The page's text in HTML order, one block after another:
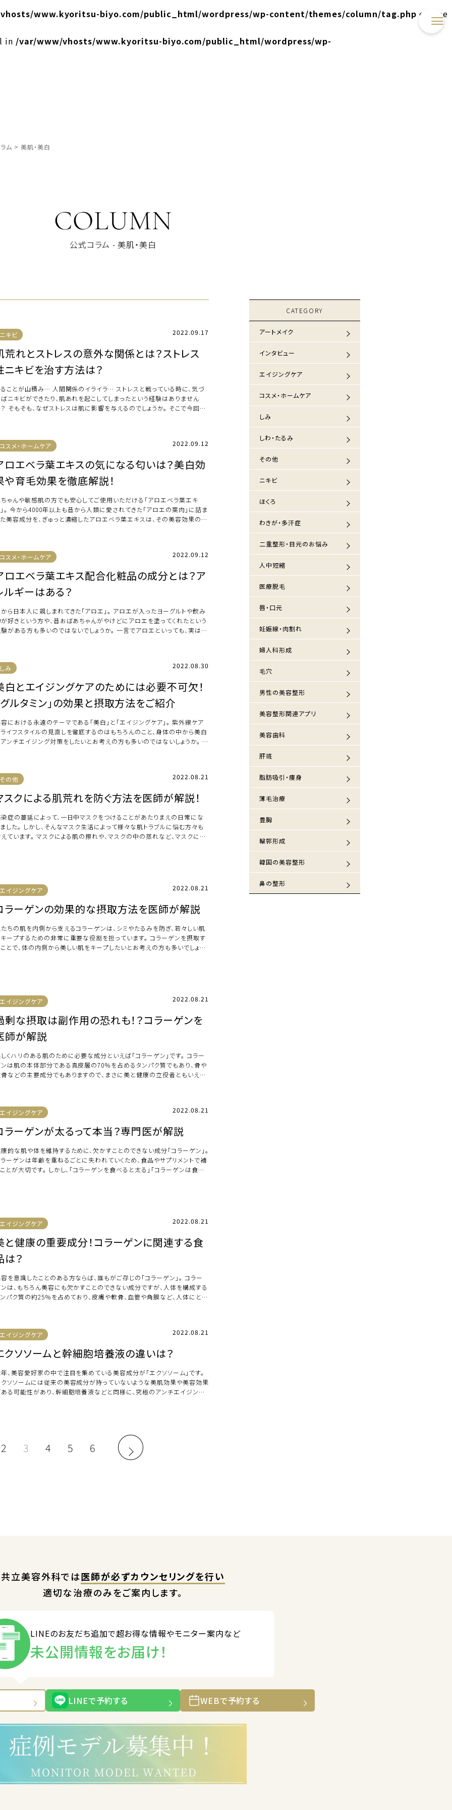
www.kyoritsu-biyo.com/public_html/wordpress/wp-content/themes/column/tag.php on line
in /var/www/vhosts/www.kyoritsu-biyo.com/public_html/wordpress/wp-
ム > 美肌・美白
COLUMN
公式コラム - 美肌・美白
ニキビ 2022.09.17
荒れとストレスの意外な関係とは？ストレス
ニキビを治す方法は？
ことが山積み… 人間関係のイライラ… ストレスと戦っている時に、気づ
ニキビができたり、肌あれを起こしてしまったという経験はありません
そもそも、なぜストレスは肌に影響を与えるのでしょうか。 そこで今回
コスメ・ホームケア 2022.09.12
ロエベラ葉エキスの気になる匂いは？美白効
や育毛効果を徹底解説！
ゃんや敏感肌の方でも安心してご使用いただける「アロエベラ葉エキ
。 今から4000年以上も昔から人類に愛されてきた「アロエの葉肉」に詰ま
美容成分を、ぎゅっと濃縮したアロエベラ葉エキスは、その美容効果の大
コスメ・ホームケア 2022.09.12
ロエベラ葉エキス配合化粧品の成分とは？ア
ルギーはある？
ら日本人に親しまれてきた「アロエ」。 アロエが入ったヨーグルトや飲み
好きという方や、昔おばあちゃんがやけどにアロエを塗ってくれたという
がある方も多いのではないでしょうか。 一言でアロエといっても、実は
しみ 2022.08.30
白とエイジングケアのためには必要不可欠！
グルタミン」の効果と摂取方法をご紹介
における永遠のテーマである「美白」と「エイジングケア」。 紫外線ケア
イフスタイルの見直しを徹底するのはもちろんのこと、身体の中から美白
ンチエイジング対策をしたいとお考えの方も多いのではないしょうか。 美
その他 2022.08.21
スクによる肌荒れを防ぐ方法を医師が解説！
症の蔓延によって、一日中マスクをつけることがあたりまえの日常にな
した。 しかし、そんなマスク生活によって様々な肌トラブルに悩む方々も
ています。 マスクによる肌の擦れや、マスクの中の蒸れなど、マスクによ
エイジングケア 2022.08.21
ラーゲンの効果的な摂取方法を医師が解説
ちの肌を内側から支えるコラーゲンは、シミやたるみを防ぎ、若々しい肌
ープするための非常に重要な役割を担っています。 コラーゲンを摂取す
とで、体の内側から美しい肌をキープしたいとお考えの方も多いでしょう。
エイジングケア 2022.08.21
剰な摂取は副作用の恐れも！？コラーゲンを
師が解説
くハリのある肌のために必要な成分といえば「コラーゲン」です。 コラー
は肌の本体部分である真皮層の70％を占めるタンパク質でもあり、骨や
などの主要成分でもありますので、まさに美と健康の立役者ともいえる
エイジングケア 2022.08.21
ラーゲンが太るって本当？専門医が解説
的な肌や体を維持するために、欠かすことのできない成分「コラーゲン」。
ーゲンは年齢を重ねるごとに失われていくため、食品やサプリメントで補
とが大切です。 しかし、「コラーゲンを食べると太る」「コラーゲンは食べ
エイジングケア 2022.08.21
と健康の重要成分！コラーゲンに関連する食
は？
を意識したことのある方ならば、誰もがご存じの「コラーゲン」。 コラー
は、もちろん美容にも欠かすことのできない成分ですが、人体を構成する
パク質の約25％を占めており、皮膚や軟骨、血管や角膜など、人体にとっ
エイジングケア 2022.08.21
クソソームと幹細胞培養液の違いは？
、美容愛好家の中で注目を集めている美容成分が「エクソソーム」です。
ソソームには従来の美容成分が持っていないような美肌効果や美容効果
る可能性があり、幹細胞培養液などと同様に、究極のアンチエイジング
2 3 4 5 6
CATEGORY
アートメイク
インタビュー
エイジングケア
コスメ・ホームケア
しみ
しわ・たるみ
その他
ニキビ
ほくろ
わきが・多汗症
二重整形・目元のお悩み
人中短縮
医療脱毛
唇・口元
妊娠線・肉割れ
婦人科形成
毛穴
男性の美容整形
美容整形関連アプリ
美容歯科
肝斑
脂肪吸引・痩身
薄毛治療
豊胸
輪郭形成
韓国の美容整形
鼻の整形
共立美容外科では医師が必ずカウンセリングを行い
適切な治療のみをご案内します。
LINEのお友だち追加で超お得な情報やモニター案内など
未公開情報をお届け！
LINEで予約する WEBで予約する